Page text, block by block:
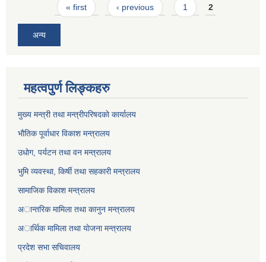
Pages« first ‹ previous 1 2
अन्य
महत्वपुर्ण लिङ्कहरु
मुख्य मन्त्री तथा मन्त्रीपरिषदकाे कार्यालय
भाैतिक पूर्वाधार विकाश मन्त्रालय
उधाेग, पर्यटन तथा वन मन्त्रालय
भुमि व्यवस्था, किर्षी तथा सहकारी मन्त्रालय
सामाजिक विकाश मन्त्रालय
अान्तरिक मामिला तथा कानुन मन्त्रालय
अार्थिक मामिला तथा याेजना मन्त्रालय
प्रदेश सभा सचिवालय